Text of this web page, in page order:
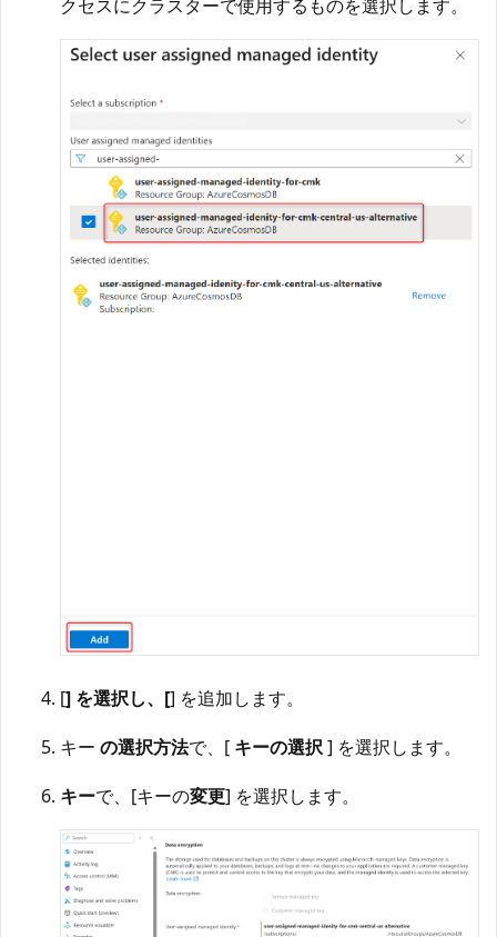
クセスにクラスターで使用するものを選択します。
[] を選択し、[] を追加します。
キー の選択方法で、[ キーの選択] を選択します。
キーで、[キーの変更] を選択します。